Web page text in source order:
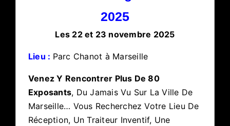
2025
Les 22 et 23 novembre 2025
Lieu : Parc Chanot à Marseille
Venez Y Rencontrer Plus De 80
Exposants, Du Jamais Vu Sur La Ville De
Marseille… Vous Recherchez Votre Lieu De
Réception, Un Traiteur Inventif, Une